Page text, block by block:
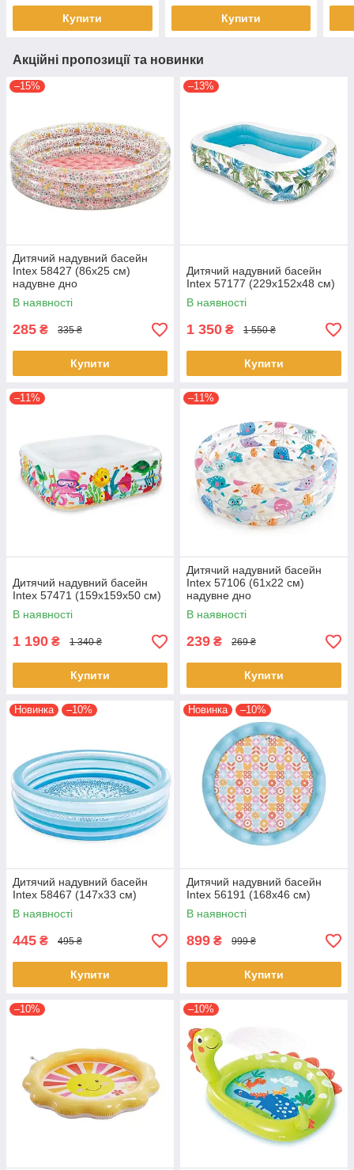
Купити Купити
Акційні пропозиції та новинки
–15%
Дитячий надувний басейн
Intex 58427 (86х25 см)
надувне дно
В наявності
285 ₴ 335 ₴
Купити
–13%
Дитячий надувний басейн
Intex 57177 (229х152х48 см)
В наявності
1 350 ₴ 1 550 ₴
Купити
–11%
Дитячий надувний басейн
Intex 57471 (159x159x50 см)
В наявності
1 190 ₴ 1 340 ₴
Купити
–11%
Дитячий надувний басейн
Intex 57106 (61х22 см)
надувне дно
В наявності
239 ₴ 269 ₴
Купити
Новинка –10%
Дитячий надувний басейн
Intex 58467 (147х33 см)
В наявності
445 ₴ 495 ₴
Купити
Новинка –10%
Дитячий надувний басейн
Intex 56191 (168х46 см)
В наявності
899 ₴ 999 ₴
Купити
–10% –10%